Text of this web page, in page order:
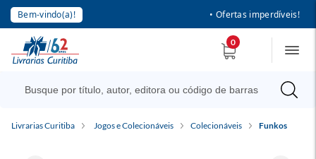
Bem-vindo(a)! • Ofertas imperdíveis!
0
Livrarias Curitiba Jogos e Colecionáveis Colecionáveis Funkos